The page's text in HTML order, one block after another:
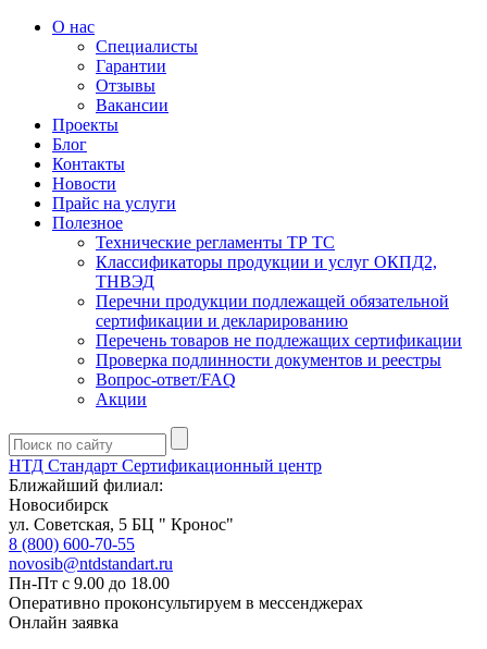
О нас
Специалисты
Гарантии
Отзывы
Вакансии
Проекты
Блог
Контакты
Новости
Прайс на услуги
Полезное
Технические регламенты ТР ТС
Классификаторы продукции и услуг ОКПД2,
ТНВЭД
Перечни продукции подлежащей обязательной
сертификации и декларированию
Перечень товаров не подлежащих сертификации
Проверка подлинности документов и реестры
Вопрос-ответ/FAQ
Акции
НТД Стандарт Сертификационный центр
Ближайший филиал:
Новосибирск
ул. Советская, 5 БЦ " Кронос"
8 (800) 600-70-55
novosib@ntdstandart.ru
Пн-Пт с 9.00 до 18.00
Оперативно проконсультируем в мессенджерах
Онлайн заявка